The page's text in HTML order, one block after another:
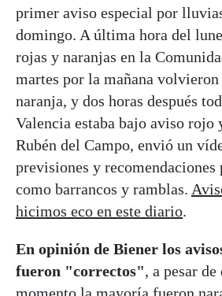
primer aviso especial por
domingo. A última hora del
rojas y naranjas en la
martes por la mañana
naranja, y dos horas después
Valencia estaba bajo aviso rojo
Rubén del Campo, envió un
previsiones y recomendaciones
como barrancos y ramblas.
hicimos eco en este diario.
En opinión de Biener los
fueron "correctos", a pesar
momento la mayoría fueron